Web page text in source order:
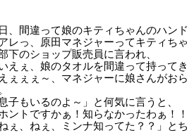
、間違って娘のキティちゃんのハン
アレっ、原田マネジャーってキティち
下のショップ販売員に言われ、
いえぇ、娘のタオルを間違って持って
えぇぇぇ～、マネジャーに娘さんがお
息子もいるのよ～」と何気に言うと、
ホントですかぁ！知らなかったわぁ！
ねぇ、ねぇ、ミンナ知ってた？？」と